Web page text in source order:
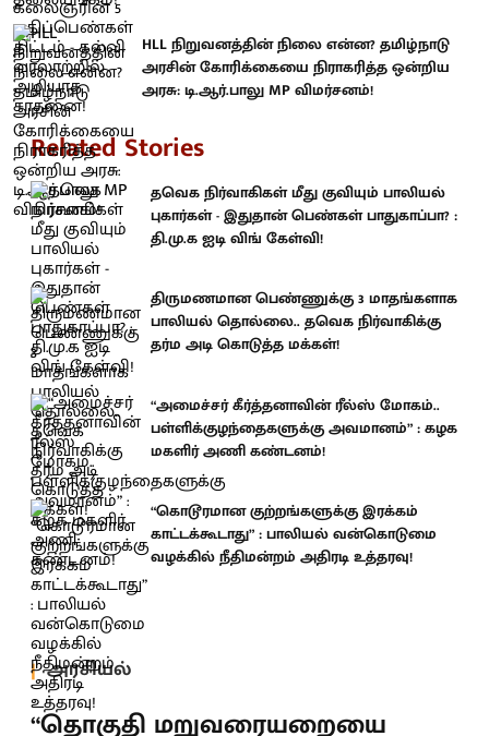
HLL நிறுவனத்தின் நிலை என்ன? தமிழ்நாடு
அரசின் கோரிக்கையை நிராகரித்த ஒன்றிய
அரசு: டி.ஆர்.பாலு MP விமர்சனம்!
Related Stories
தவெக நிர்வாகிகள் மீது குவியும் பாலியல்
புகார்கள் - இதுதான் பெண்கள் பாதுகாப்பா? :
தி.மு.க ஐடி விங் கேள்வி!
திருமணமான பெண்ணுக்கு 3 மாதங்களாக
பாலியல் தொல்லை.. தவெக நிர்வாகிக்கு
தர்ம அடி கொடுத்த மக்கள்!
“அமைச்சர் கீர்த்தனாவின் ரீல்ஸ் மோகம்..
பள்ளிக்குழந்தைகளுக்கு அவமானம்” : கழக
மகளிர் அணி கண்டனம்!
“கொடூரமான குற்றங்களுக்கு இரக்கம்
காட்டக்கூடாது” : பாலியல் வன்கொடுமை
வழக்கில் நீதிமன்றம் அதிரடி உத்தரவு!
அரசியல்
“தொகுதி மறுவரையறையை